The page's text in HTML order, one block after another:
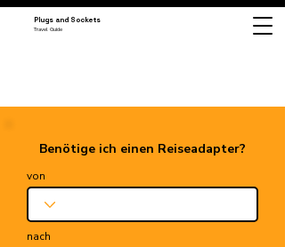
Plugs and Sockets
Travel Guide
Benötige ich einen Reiseadapter?
von
nach